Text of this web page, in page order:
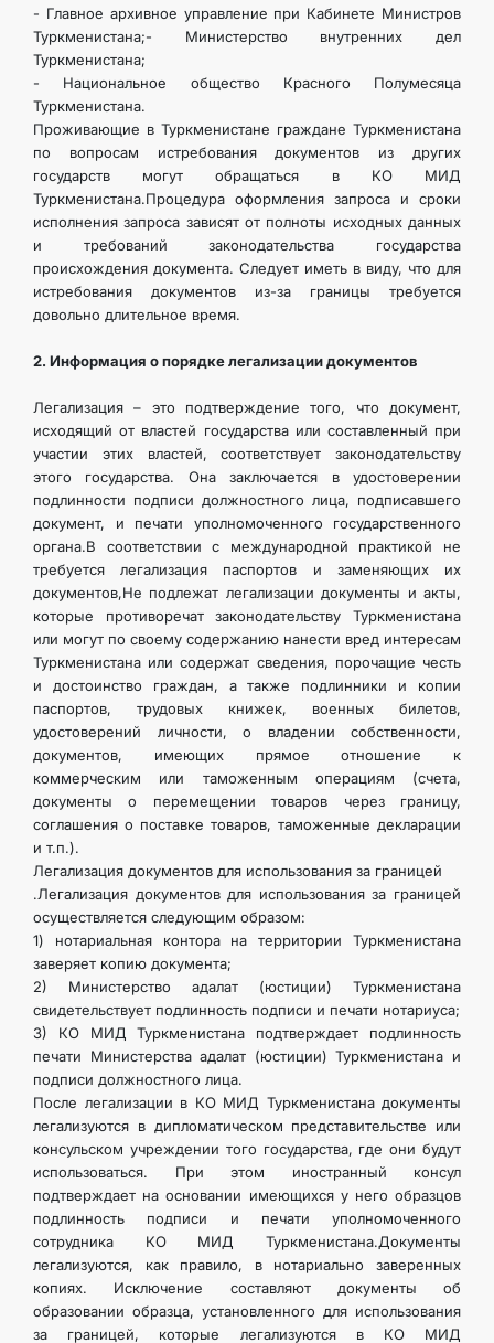
- Главное архивное управление при Кабинете Министров
Туркменистана;- Министерство внутренних дел
Туркменистана;
- Национальное общество Красного Полумесяца
Туркменистана.
Проживающие в Туркменистане граждане Туркменистана
по вопросам истребования документов из других
государств могут обращаться в КО МИД
Туркменистана.Процедура оформления запроса и сроки
исполнения запроса зависят от полноты исходных данных
и требований законодательства государства
происхождения документа. Следует иметь в виду, что для
истребования документов из-за границы требуется
довольно длительное время.
2. Информация о порядке легализации документов
Легализация – это подтверждение того, что документ,
исходящий от властей государства или составленный при
участии этих властей, соответствует законодательству
этого государства. Она заключается в удостоверении
подлинности подписи должностного лица, подписавшего
документ, и печати уполномоченного государственного
органа.В соответствии с международной практикой не
требуется легализация паспортов и заменяющих их
документов,Не подлежат легализации документы и акты,
которые противоречат законодательству Туркменистана
или могут по своему содержанию нанести вред интересам
Туркменистана или содержат сведения, порочащие честь
и достоинство граждан, а также подлинники и копии
паспортов, трудовых книжек, военных билетов,
удостоверений личности, о владении собственности,
документов, имеющих прямое отношение к
коммерческим или таможенным операциям (счета,
документы о перемещении товаров через границу,
соглашения о поставке товаров, таможенные декларации
и т.п.).
Легализация документов для использования за границей
.Легализация документов для использования за границей
осуществляется следующим образом:
1) нотариальная контора на территории Туркменистана
заверяет копию документа;
2) Министерство адалат (юстиции) Туркменистана
свидетельствует подлинность подписи и печати нотариуса;
3) КО МИД Туркменистана подтверждает подлинность
печати Министерства адалат (юстиции) Туркменистана и
подписи должностного лица.
После легализации в КО МИД Туркменистана документы
легализуются в дипломатическом представительстве или
консульском учреждении того государства, где они будут
использоваться. При этом иностранный консул
подтверждает на основании имеющихся у него образцов
подлинность подписи и печати уполномоченного
сотрудника КО МИД Туркменистана.Документы
легализуются, как правило, в нотариально заверенных
копиях. Исключение составляют документы об
образовании образца, установленного для использования
за границей, которые легализуются в КО МИД